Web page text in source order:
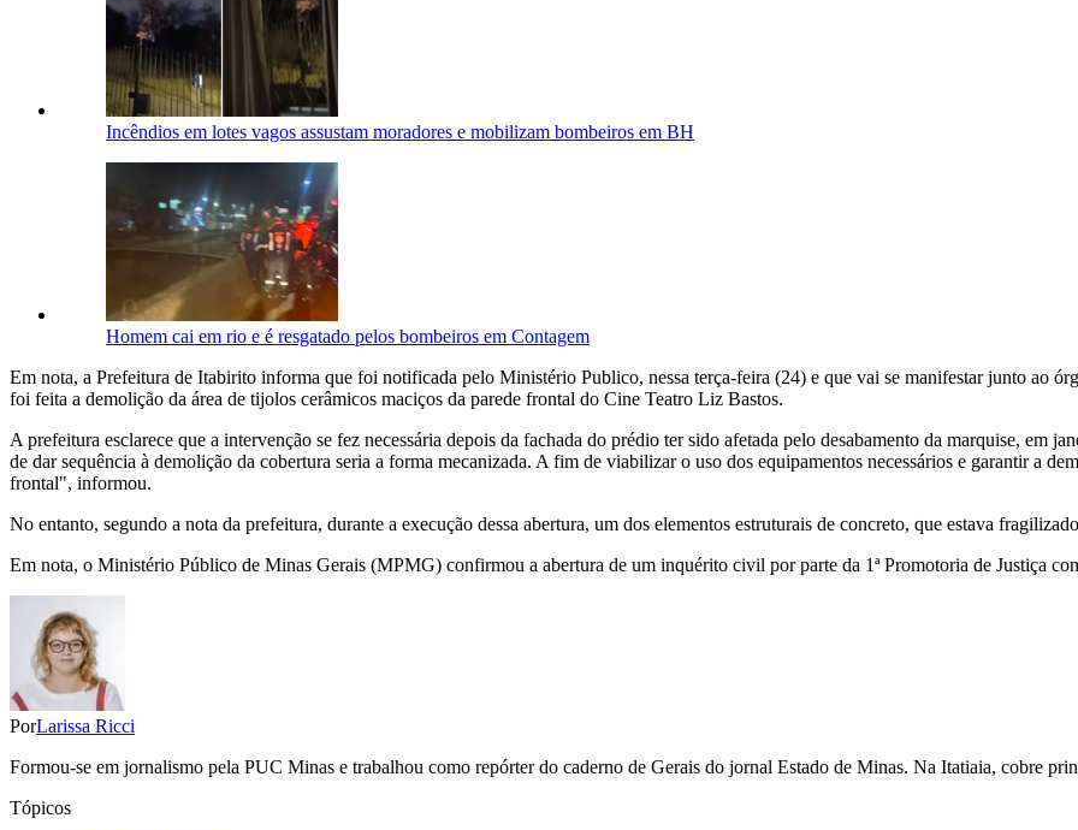
Incêndios em lotes vagos assustam moradores e mobilizam bombeiros em BH
Homem cai em rio e é resgatado pelos bombeiros em Contagem
Em nota, a Prefeitura de Itabirito informa que foi notificada pelo Ministério Publico, nessa terça-feira (24) e que vai se manifestar junto ao
foi feita a demolição da área de tijolos cerâmicos maciços da parede frontal do Cine Teatro Liz Bastos.
A prefeitura esclarece que a intervenção se fez necessária depois da fachada do prédio ter sido afetada pelo desabamento da marquise, em
de dar sequência à demolição da cobertura seria a forma mecanizada. A fim de viabilizar o uso dos equipamentos necessários e garantir a
frontal", informou.
No entanto, segundo a nota da prefeitura, durante a execução dessa abertura, um dos elementos estruturais de concreto, que estava
Em nota, o Ministério Público de Minas Gerais (MPMG) confirmou a abertura de um inquérito civil por parte da 1ª Promotoria de Justiça
PorLarissa Ricci
Formou-se em jornalismo pela PUC Minas e trabalhou como repórter do caderno de Gerais do jornal Estado de Minas. Na Itatiaia, cobre
Tópicos